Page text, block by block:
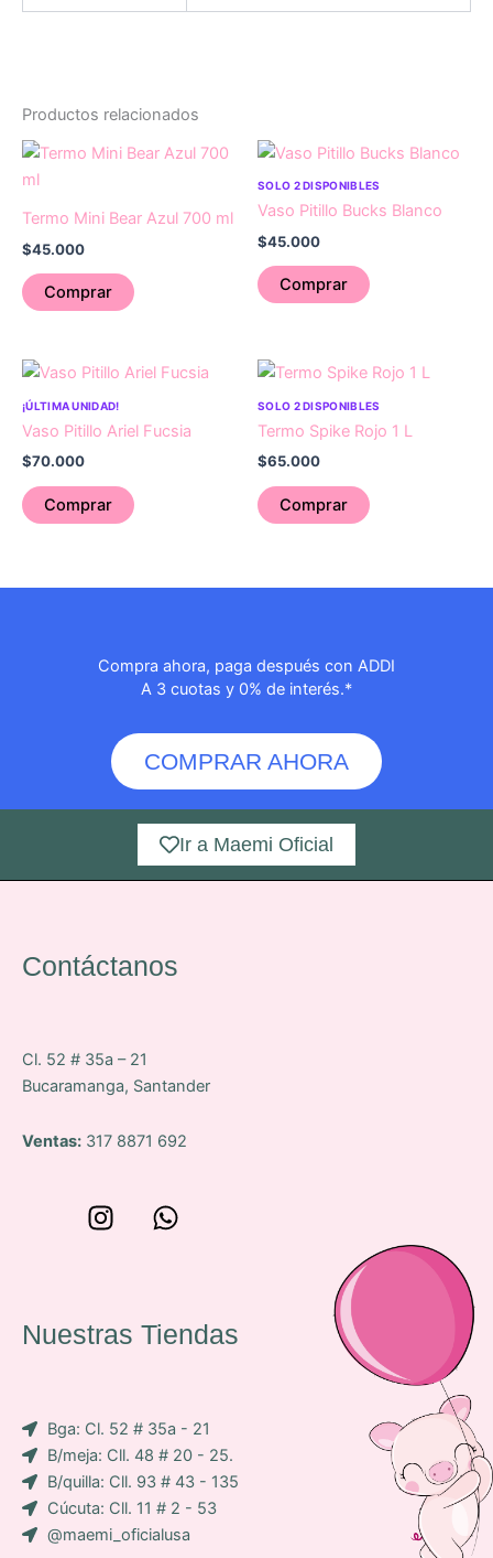
Productos relacionados
Termo Mini Bear Azul 700 ml
$45.000
Comprar
SOLO 2 DISPONIBLES
Vaso Pitillo Bucks Blanco
$45.000
Comprar
¡ÚLTIMA UNIDAD!
Vaso Pitillo Ariel Fucsia
$70.000
Comprar
SOLO 2 DISPONIBLES
Termo Spike Rojo 1 L
$65.000
Comprar
Compra ahora, paga después con ADDI
A 3 cuotas y 0% de interés.*
COMPRAR AHORA
Ir a Maemi Oficial
Contáctanos
Cl. 52 # 35a – 21
Bucaramanga, Santander
Ventas: 317 8871 692
e
p
c
o
n
-
f
I
a
g
m
W
s
a
Nuestras Tiendas
Bga: Cl. 52 # 35a - 21
B/meja: Cll. 48 # 20 - 25.
B/quilla: Cll. 93 # 43 - 135
Cúcuta: Cll. 11 # 2 - 53
@maemi_oficialusa